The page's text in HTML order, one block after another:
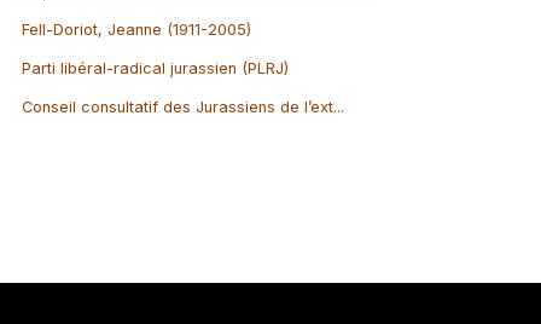
Fell-Doriot, Jeanne (1911-2005)
Parti libéral-radical jurassien (PLRJ)
Conseil consultatif des Jurassiens de l’ext...